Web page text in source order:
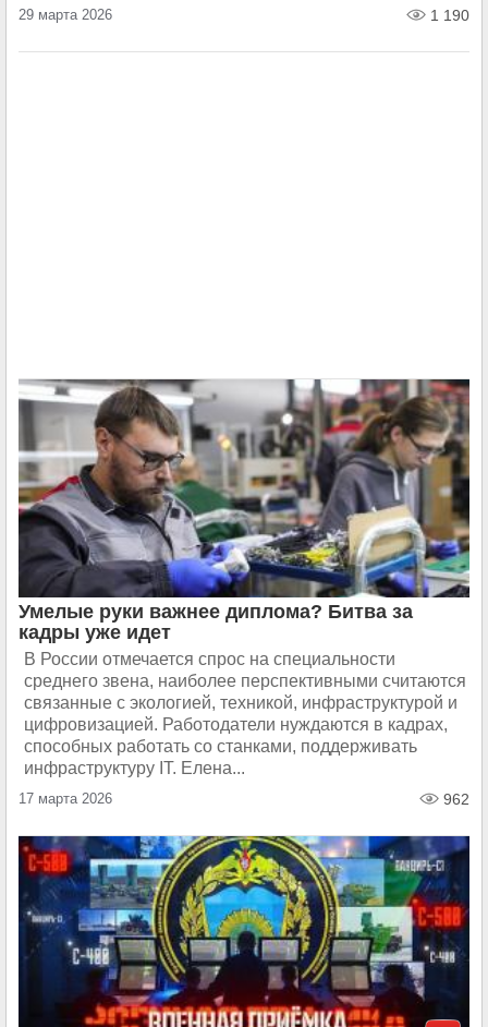
29 марта 2026 1 190
Умелые руки важнее диплома? Битва за
кадры уже идет
В России отмечается спрос на специальности
среднего звена, наиболее перспективными считаются
связанные с экологией, техникой, инфраструктурой и
цифровизацией. Работодатели нуждаются в кадрах,
способных работать со станками, поддерживать
инфраструктуру IT. Елена...
17 марта 2026 962